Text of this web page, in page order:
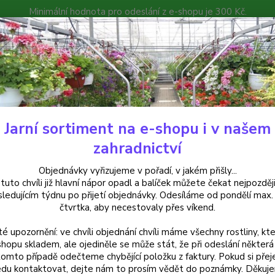
Minimální hodnota pro odeslání z e-shopu je 300 Kč.
můžete čekat nejpozději v následujícím týdnu po přijetí
Poradna Kontakty
Hledat
Fuchsie Annie M. G. Smith Fuchsie 931
M. G. Smith Fuchsie 931
Kvete
Jarní sortiment na e-shopu i v našem
zahradnictví
Objednávky vyřizujeme v pořadí, v jakém přišly...
chvíli již hlavní nápor opadl a balíček můžete čekat
týdnu po přijetí objednávky. Odesíláme od pondělí
čtvrtka, aby necestovaly přes víkend.
upozornění: ve chvíli objednání chvíli máme všechny rostliny,
skladem, ale ojediněle se může stát, že při odeslání některá
případě odečteme chybějící položku z faktury. Pokud si
kontaktovat, dejte nám to prosím vědět do poznámky.